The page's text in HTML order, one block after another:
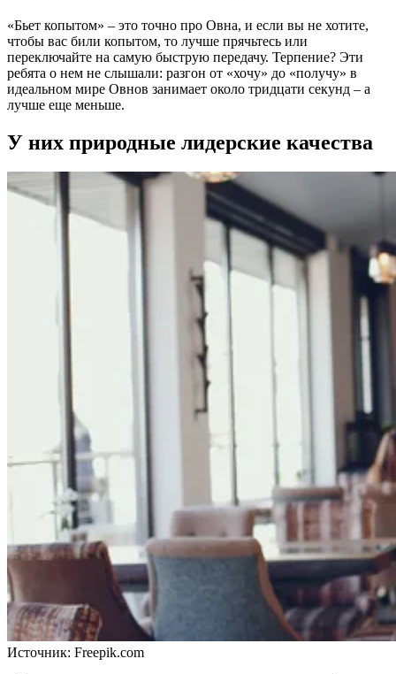
«Бьет копытом» – это точно про Овна, и если вы не хотите,
чтобы вас били копытом, то лучше прячьтесь или
переключайте на самую быструю передачу. Терпение? Эти
ребята о нем не слышали: разгон от «хочу» до «получу» в
идеальном мире Овнов занимает около тридцати секунд – а
лучше еще меньше.
У них природные лидерские качества
Источник: Freepik.com